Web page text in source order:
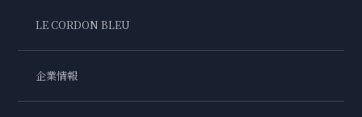
LE CORDON BLEU
企業情報